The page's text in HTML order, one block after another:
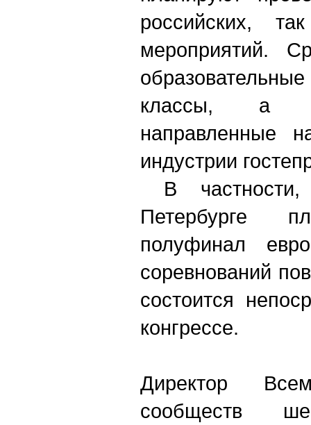
российских,
мероприятий.
классы, а
направленные
индустрии
В
Петербурге
полуфинал
соревнований
состоится
конгрессе.
Директор
сообществ